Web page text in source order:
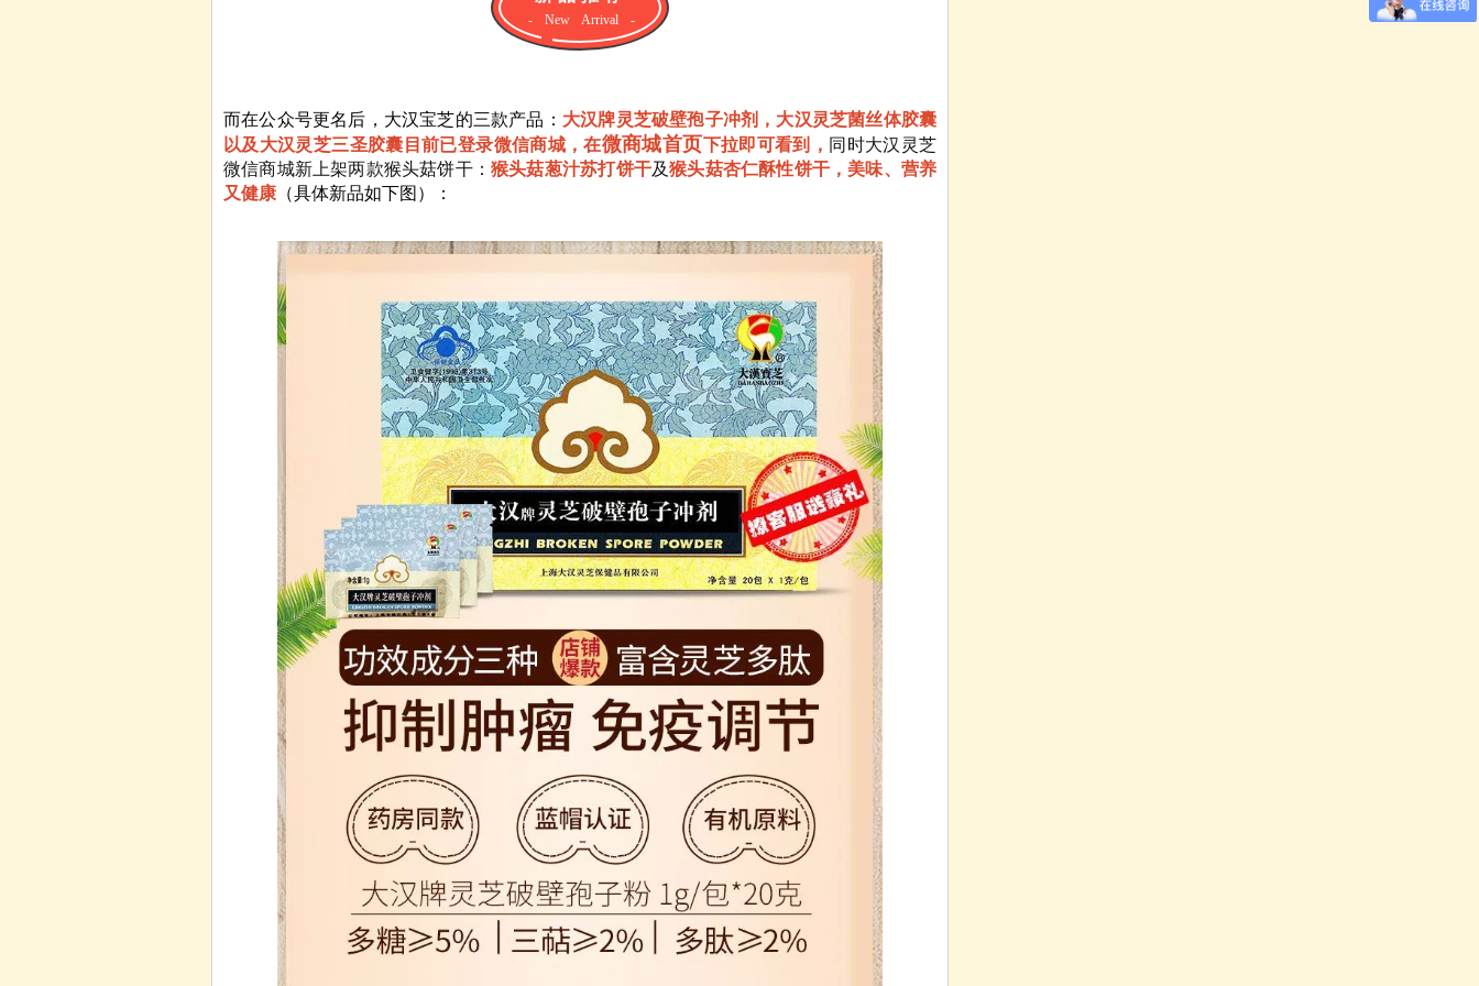
- New Arrival -
而在公众号更名后，大汉宝芝的三款产品： 大汉牌灵芝破壁孢子冲剂，大汉灵芝菌丝体胶囊
以及大汉灵芝三圣胶囊目前已登录微信商城，在微商城首页下拉即可看到， 同时大汉灵芝
微信商城新上架两款猴头菇饼干：猴头菇葱汁苏打饼干及猴头菇杏仁酥性饼干，美味、营养
又健康 （具体新品如下图）：